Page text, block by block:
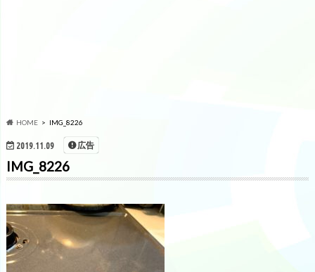
HOME IMG_8226
2019.11.09 広告
IMG_8226